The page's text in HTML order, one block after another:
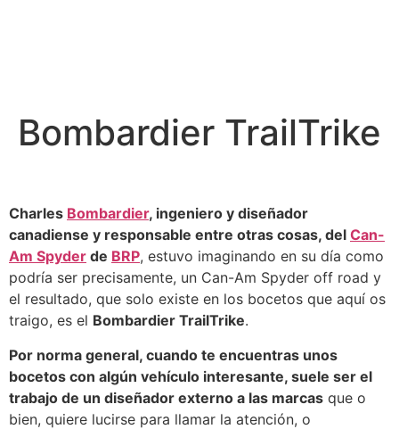
Bombardier TrailTrike
Charles Bombardier, ingeniero y diseñador
canadiense y responsable entre otras cosas, del Can-
Am Spyder de BRP, estuvo imaginando en su día como
podría ser precisamente, un Can-Am Spyder off road y
el resultado, que solo existe en los bocetos que aquí os
traigo, es el Bombardier TrailTrike.
Por norma general, cuando te encuentras unos
bocetos con algún vehículo interesante, suele ser el
trabajo de un diseñador externo a las marcas que o
bien, quiere lucirse para llamar la atención, o